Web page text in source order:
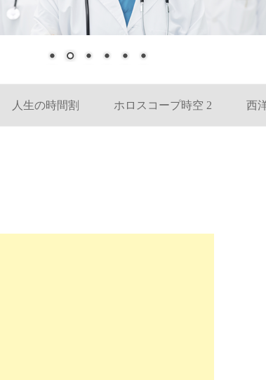
人生の時間割 ホロスコープ時空 2 西